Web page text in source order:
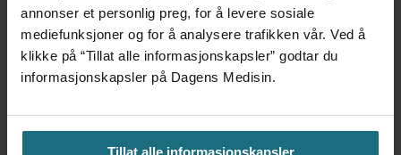
annonser et personlig preg, for å levere sosiale
mediefunksjoner og for å analysere trafikken vår. Ved å
klikke på “Tillat alle informasjonskapsler” godtar du
informasjonskapsler på Dagens Medisin.
Tillat alle informasjonskapsler